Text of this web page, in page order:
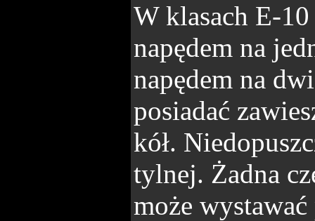
W klasach E-
napędem na
napędem na
posiadać
kół.
tylnej. Żadna
może